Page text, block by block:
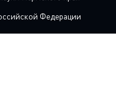
Федерации